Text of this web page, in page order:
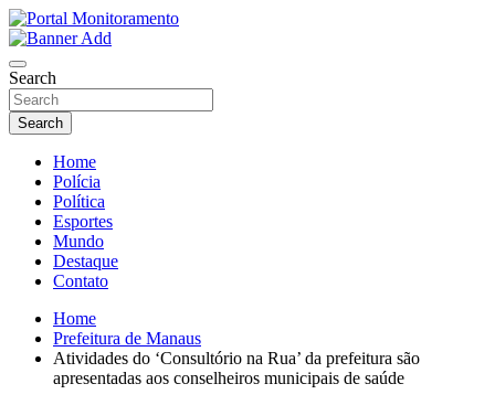
Skip
to
content
Portal Monitoramento
Search
Search
Home
Polícia
Política
Esportes
Mundo
Destaque
Contato
Home
Prefeitura de Manaus
Atividades do ‘Consultório na Rua’ da prefeitura são
apresentadas aos conselheiros municipais de saúde